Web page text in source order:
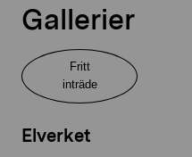
Gallerier
Fritt
inträde
Elverket